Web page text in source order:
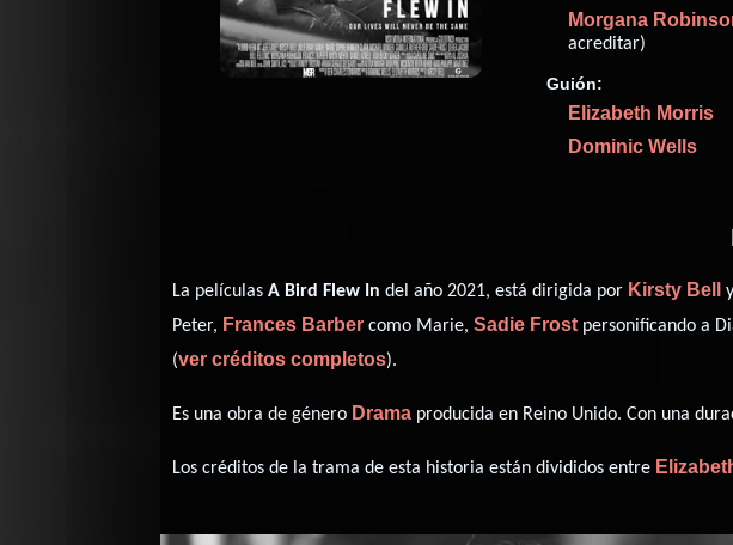
Morgana
acreditar)
Guión:
Elizabeth Morris
Dominic Wells
La películasA Bird Flew In del año 2021, está dirigida por Kirsty Bell
Peter, Frances Barber como Marie,Sadie Frostpersonificando a
(ver créditos completos).
Es una obra de género Drama producida en Reino Unido. Con una
Los créditos de la trama de esta historia están divididos entre